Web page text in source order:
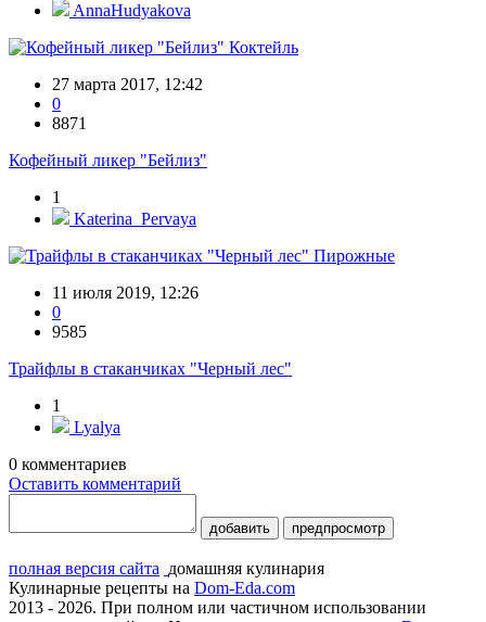
AnnaHudyakova
Коктейль
27 марта 2017, 12:42
0
8871
Кофейный ликер "Бейлиз"
1
Katerina_Pervaya
Пирожные
11 июля 2019, 12:26
0
9585
Трайфлы в стаканчиках "Черный лес"
1
Lyalya
0 комментариев
Оставить комментарий
добавить предпросмотр
полная версия сайта домашняя кулинария
Кулинарные рецепты на Dom-Eda.com
2013 - 2026. При полном или частичном использовании